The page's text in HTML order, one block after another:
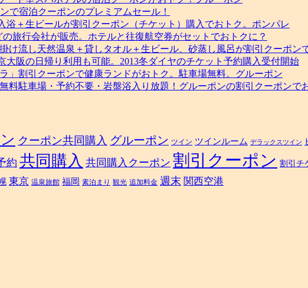
大
阪
－
札
幌・
福
鹿
島・
沖
縄・
で宿泊クーポンのプレミアムセール！
浴＋生ビールが割引クーポン（チケット）購入でおトク。ポンパレ
旅行会社が販売。ホテルと往復航空券がセットでおトクに？
け流し天然温泉＋貸しタオル＋生ビール、砂蒸し風呂が割引クーポン
阪の日帰り利用も可能。2013冬ダイヤのチケット予約購入受付開始
」割引クーポンで健康ランドがおトク。駐車場無料。グルーポン
料駐車場・予約不要・岩盤浴入り放題！グルーポンの割引クーポンで
クーポン共同購入 グルーポン ツイン ツインルーム デラックスツイン
約 共同購入 共同購入クーポン 割引クーポン 割引チ
東京 温泉旅館 福岡 素泊まり 観光 追加料金 週末 関西空港